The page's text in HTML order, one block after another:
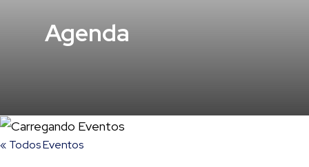
Agenda
« Todos Eventos